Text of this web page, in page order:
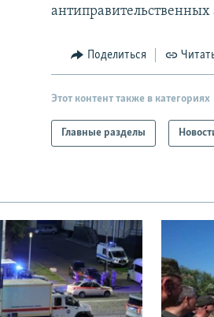
Поделиться
Этот контент также в категориях
Главные разделы